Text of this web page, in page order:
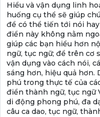
Hiểu và vận dụng linh
huống cụ thể sẽ giúp
để có thể tiến tới nói hay
điển này không nằm
giúp các bạn hiểu hơn
ngữ, tục ngữ; để trên cơ
vận dụng vào cách nói,
sáng hơn, hiệu quả hơn.
phú trong thực tế của
điển thành ngữ, tục ngữ
di động phong phú, đa
câu ca dao, tục ngữ,